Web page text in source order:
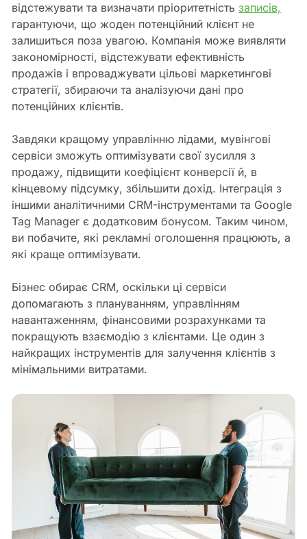
відстежувати та визначати пріоритетність записів,
гарантуючи, що жоден потенційний клієнт не
залишиться поза увагою. Компанія може виявляти
закономірності, відстежувати ефективність
продажів і впроваджувати цільові маркетингові
стратегії, збираючи та аналізуючи дані про
потенційних клієнтів.
Завдяки кращому управлінню лідами, мувінгові
сервіси зможуть оптимізувати свої зусилля з
продажу, підвищити коефіцієнт конверсії й, в
кінцевому підсумку, збільшити дохід. Інтеграція з
іншими аналітичними CRM-інструментами та Google
Tag Manager є додатковим бонусом. Таким чином,
ви побачите, які рекламні оголошення працюють, а
які краще оптимізувати.
Бізнес обирає CRM, оскільки ці сервіси
допомагають з плануванням, управлінням
навантаженням, фінансовими розрахунками та
покращують взаємодію з клієнтами. Це один з
найкращих інструментів для залучення клієнтів з
мінімальними витратами.